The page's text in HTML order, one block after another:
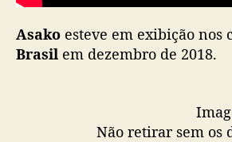
Asako esteve em exibição nos
Brasil em dezembro de 2018.
Não retirar sem os